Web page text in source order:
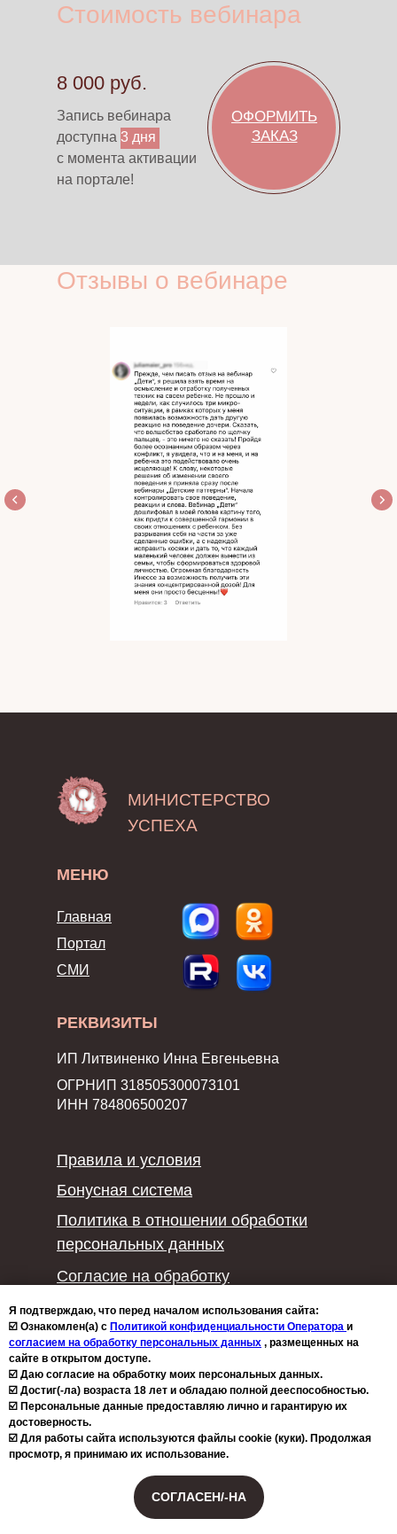
ОФОРМИТЬ
ЗАКАЗ
Стоимость вебинара
8 000 руб.
Запись вебинара
доступна 3 дня
с момента активации
на портале!
Отзывы о вебинаре
и чек-листов одновременно,
нужно авторизоваться на портале ♥️
Есть сложности? Пишите в техподдержку
Я подтверждаю, что перед началом использования сайта:
☑️ Ознакомлен(а) с Политикой конфиденциальности Оператора и
согласием на обработку персональных данных , размещенных на
сайте в открытом доступе.
☑️ Даю согласие на обработку моих персональных данных.
☑️ Достиг(-ла) возраста 18 лет и обладаю полной дееспособностью.
☑️ Персональные данные предоставляю лично и гарантирую их
достоверность.
☑️ Для работы сайта используются файлы cookie (куки). Продолжая
просмотр, я принимаю их использование.
СОГЛАСЕН/-НА
МЕНЮ
РЕКВИЗИТЫ
2026 © Copyright - ministerstvouspeha.ru Любое
использование либо копирование материалов или
оформления допускается лишь с разрешения
правообладателя.
Политика в отношении обработки
персональных данных
Политика конфиденциальности
Политика использования файлов
cookie
Согласие на обработку
Правила и условия
Бонусная система
Главная
Портал
СМИ
ИП Литвиненко Инна Евгеньевна
ОГРНИП 318505300073101
ИНН 784806500207
МИНИСТЕРСТВО
УСПЕХА